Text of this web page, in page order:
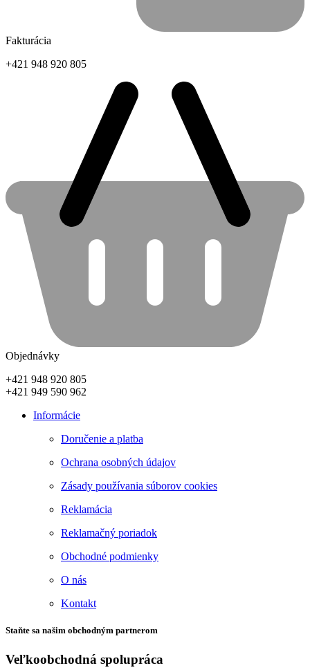
Fakturácia
+421 948 920 805
Objednávky
+421 948 920 805
+421 949 590 962
Informácie
Doručenie a platba
Ochrana osobných údajov
Zásady používania súborov cookies
Reklamácia
Reklamačný poriadok
Obchodné podmienky
O nás
Kontakt
Staňte sa našim obchodným partnerom
Veľkoobchodná spolupráca